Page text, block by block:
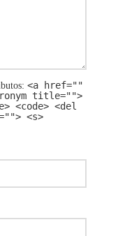
<a href=""
title="">
<code> <del
<s>